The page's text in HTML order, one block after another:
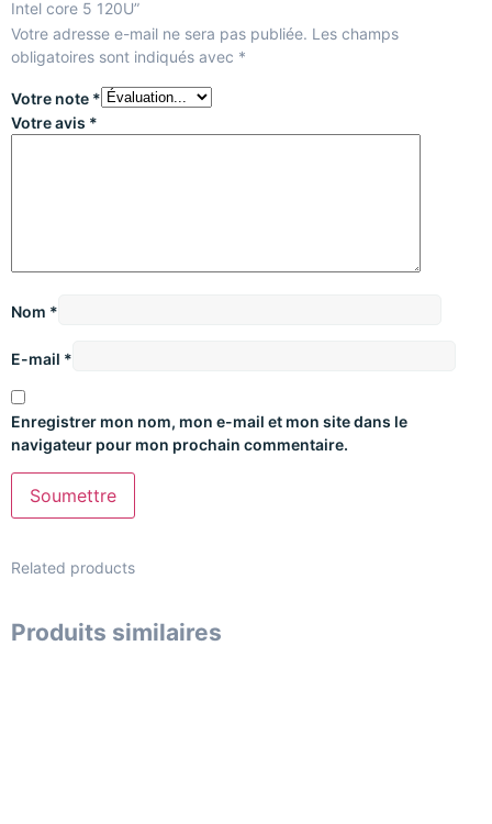
Intel core 5 120U”
Votre adresse e-mail ne sera pas publiée. Les champs
obligatoires sont indiqués avec *
Votre note *
Votre avis *
Nom *
E-mail *
Enregistrer mon nom, mon e-mail et mon site dans le
navigateur pour mon prochain commentaire.
Related products
Produits similaires